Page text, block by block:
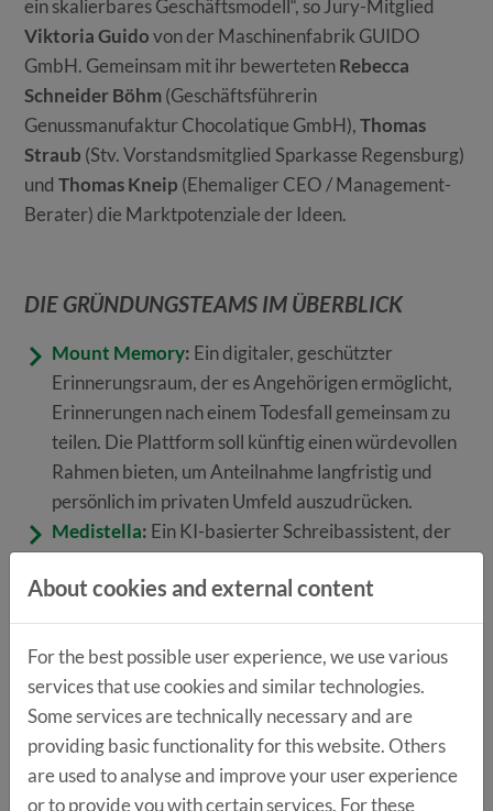
ein skalierbares Geschäftsmodell“, so Jury-Mitglied
Viktoria Guidovon der Maschinenfabrik GUIDO
GmbH. Gemeinsam mit ihr bewertetenRebecca
Schneider Böhm(Geschäftsführerin
Genussmanufaktur Chocolatique GmbH),Thomas
Straub (Stv. Vorstandsmitglied Sparkasse Regensburg)
undThomas Kneip (Ehemaliger CEO / Management-
Berater) die Marktpotenziale der Ideen.
DIE GRÜNDUNGSTEAMS IM ÜBERBLICK
Mount Memory: Ein digitaler, geschützter
Erinnerungsraum, der es Angehörigen ermöglicht,
Erinnerungen nach einem Todesfall gemeinsam zu
teilen. Die Plattform soll künftig einen würdevollen
Rahmen bieten, um Anteilnahme langfristig und
persönlich im privaten Umfeld auszudrücken.
Medistella: Ein KI-basierter Schreibassistent, der
medizinische Dokumentation automatisiert und
Ärztinnen und Ärzten wertvolle Zeit spart. Alle
Patientendaten verbleiben sicher in der IT-
Infrastruktur, ohne Umwege über eine Cloud.
StudioPartner:Ein KI-Mitarbeiter für
Fitnessstudios, der administrative Aufgaben in der
Kundenbetreuung vollständig abarbeitet. Dadurch
sollen Betriebskosten gesenkt und Umsätze durch
effizientere Prozesse gesteigert werden.
About cookies and external content
For the best possible user experience, we use various
services that use cookies and similar technologies.
Some services are technically necessary and are
providing basic functionality for this website. Others
are used to analyse and improve your user experience
or to provide you with certain services. For these